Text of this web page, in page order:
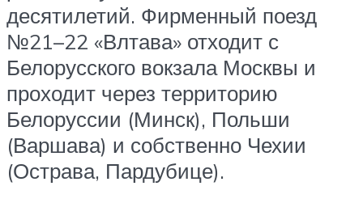
десятилетий. Фирменный поезд
№21–22 «Влтава» отходит с
Белорусского вокзала Москвы и
проходит через территорию
Белоруссии (Минск), Польши
(Варшава) и собственно Чехии
(Острава, Пардубице).